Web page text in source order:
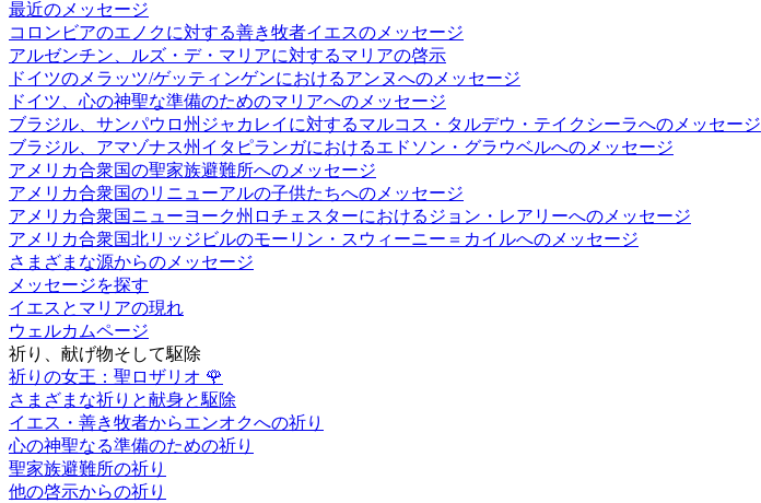
最近のメッセージ
コロンビアのエノクに対する善き牧者イエスのメッセージ
アルゼンチン、ルズ・デ・マリアに対するマリアの啓示
ドイツのメラッツ/ゲッティンゲンにおけるアンヌへのメッセージ
ドイツ、心の神聖な準備のためのマリアへのメッセージ
ブラジル、サンパウロ州ジャカレイに対するマルコス・タルデウ・テイクシーラへのメッセージ
ブラジル、アマゾナス州イタピランガにおけるエドソン・グラウベルへのメッセージ
アメリカ合衆国の聖家族避難所へのメッセージ
アメリカ合衆国のリニューアルの子供たちへのメッセージ
アメリカ合衆国ニューヨーク州ロチェスターにおけるジョン・レアリーへのメッセージ
アメリカ合衆国北リッジビルのモーリン・スウィーニー＝カイルへのメッセージ
さまざまな源からのメッセージ
メッセージを探す
イエスとマリアの現れ
ウェルカムページ
祈り、献げ物そして駆除
祈りの女王：聖ロザリオ 🌹
さまざまな祈りと献身と駆除
イエス・善き牧者からエンオクへの祈り
心の神聖なる準備のための祈り
聖家族避難所の祈り
他の啓示からの祈り